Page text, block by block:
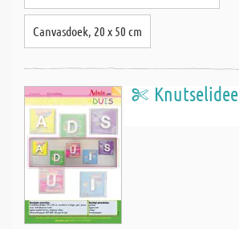
Canvasdoek, 20 x 50 cm
Knutselidee